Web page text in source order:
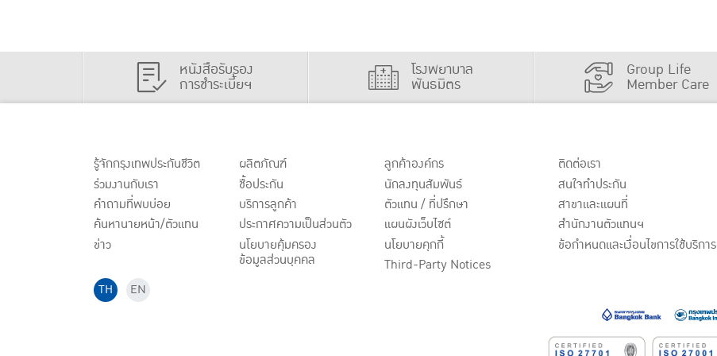
หนังสือรับรอง
การชำระเบี้ยฯ
โรงพยาบาล
พันธมิตร
Group Life
Member Care
รู้จักกรุงเทพประกันชีวิต
ร่วมงานกับเรา
คำถามที่พบบ่อย
ค้นหานายหน้า/ตัวแทน
ข่าว
ผลิตภัณฑ์
ชื้อประกัน
บริการลูกค้า
ประกาศความเป็นส่วนตัว
นโยบายคุ้มครอง
ข้อมูลส่วนบุคคล
ลูกค้าองค์กร
นักลงทุนสัมพันธ์
ตัวแทน / ที่ปรึกษา
แผนผังเว็บไซต์
นโยบายคุกกี้
Third-Party Notices
ติดต่อเรา
สนใจทำประกัน
สาขาและแผนที่
สำนักงานตัวแทนฯ
ข้อกำหนดและเงื่อนไขการใช้บริการ
TH EN